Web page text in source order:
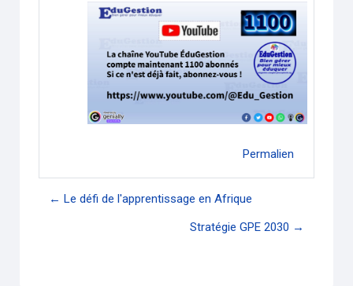
Permalien
← Le défi de l'apprentissage en Afrique
Stratégie GPE 2030 →